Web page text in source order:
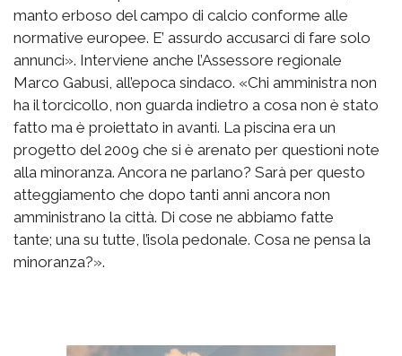
manto erboso del campo di calcio conforme alle
normative europee. E’ assurdo accusarci di fare solo
annunci». Interviene anche l’Assessore regionale
Marco Gabusi, all’epoca sindaco. «Chi amministra non
ha il torcicollo, non guarda indietro a cosa non è stato
fatto ma è proiettato in avanti. La piscina era un
progetto del 2009 che si è arenato per questioni note
alla minoranza. Ancora ne parlano? Sarà per questo
atteggiamento che dopo tanti anni ancora non
amministrano la città. Di cose ne abbiamo fatte
tante; una su tutte, l’isola pedonale. Cosa ne pensa la
minoranza?».